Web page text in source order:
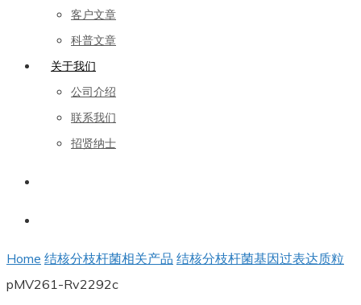
客户文章
科普文章
关于我们
公司介绍
联系我们
招贤纳士
Home 结核分枝杆菌相关产品 结核分枝杆菌基因过表达质粒
pMV261-Rv2292c